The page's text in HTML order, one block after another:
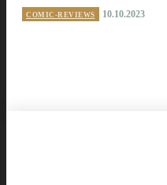
COMIC-REVIEWS 10.10.2023